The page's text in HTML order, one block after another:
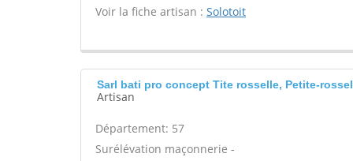
Voir la fiche artisan : Solotoit
Sarl bati pro concept Tite rosselle, Petite-
Artisan
Département: 57
Surélévation maçonnerie -